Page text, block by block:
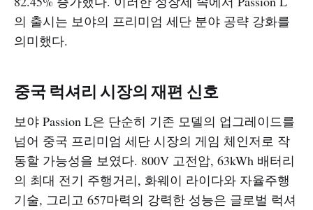
의 출시는 보야의 프리미엄 세단 분야 공략 강화를
의미했다.
중국 럭셔리 시장의 재편 신호
보야 Passion L은 단순히 기존 모델의 업그레이드를
넘어 중국 프리미엄 세단 시장의 게임 체인저로 작
동할 가능성을 보였다. 800V 고전압, 63kWh 배터리
의 최대 전기 주행거리, 화웨이 라이다와 자율주행
기술, 그리고 657마력의 강력한 성능은 글로벌 럭셔